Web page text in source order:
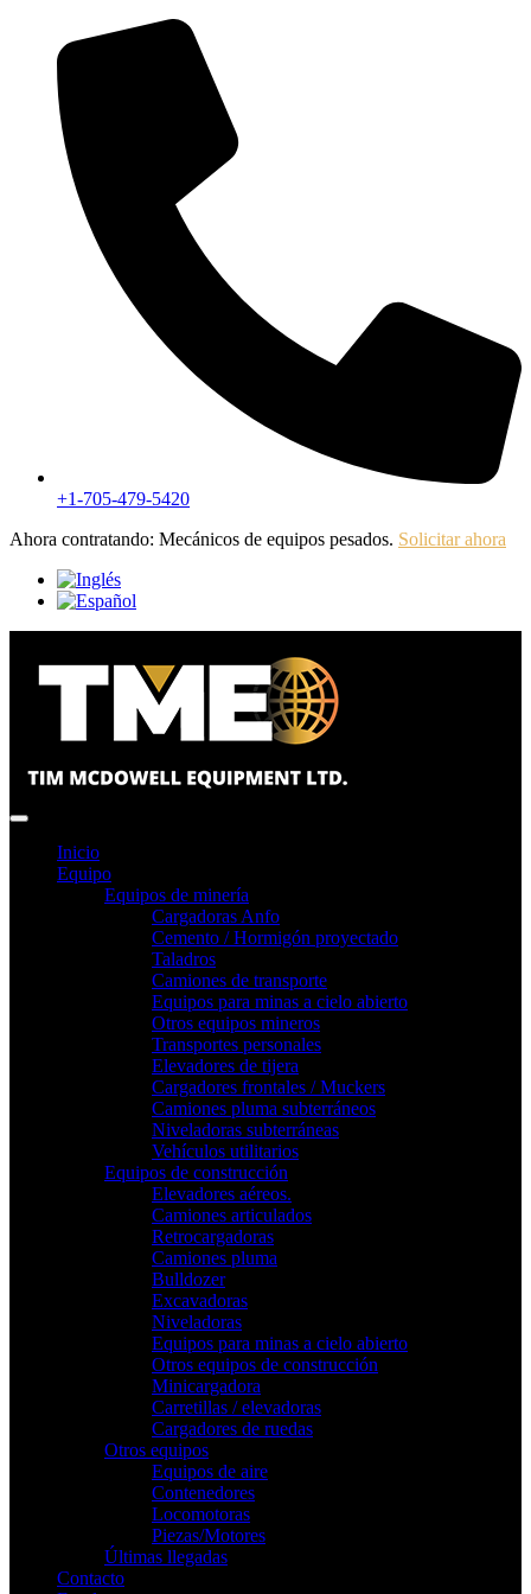
+1-705-479-5420
Ahora contratando: Mecánicos de equipos pesados. Solicitar ahora
Inicio
Equipo
Equipos de minería
Cargadoras Anfo
Cemento / Hormigón proyectado
Taladros
Camiones de transporte
Equipos para minas a cielo abierto
Otros equipos mineros
Transportes personales
Elevadores de tijera
Cargadores frontales / Muckers
Camiones pluma subterráneos
Niveladoras subterráneas
Vehículos utilitarios
Equipos de construcción
Elevadores aéreos.
Camiones articulados
Retrocargadoras
Camiones pluma
Bulldozer
Excavadoras
Niveladoras
Equipos para minas a cielo abierto
Otros equipos de construcción
Minicargadora
Carretillas / elevadoras
Cargadores de ruedas
Otros equipos
Equipos de aire
Contenedores
Locomotoras
Piezas/Motores
Últimas llegadas
Contacto